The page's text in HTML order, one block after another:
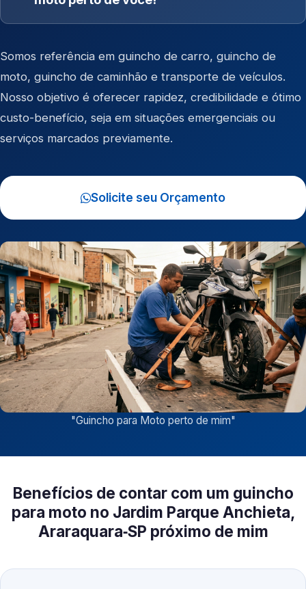
Somos referência em guincho de carro, guincho de
moto, guincho de caminhão e transporte de veículos.
Nosso objetivo é oferecer rapidez, credibilidade e ótimo
custo-benefício, seja em situações emergenciais ou
serviços marcados previamente.
Solicite seu Orçamento
"Guincho para Moto perto de mim"
Benefícios de contar com um guincho
para moto no Jardim Parque Anchieta,
Araraquara‑SP próximo de mim